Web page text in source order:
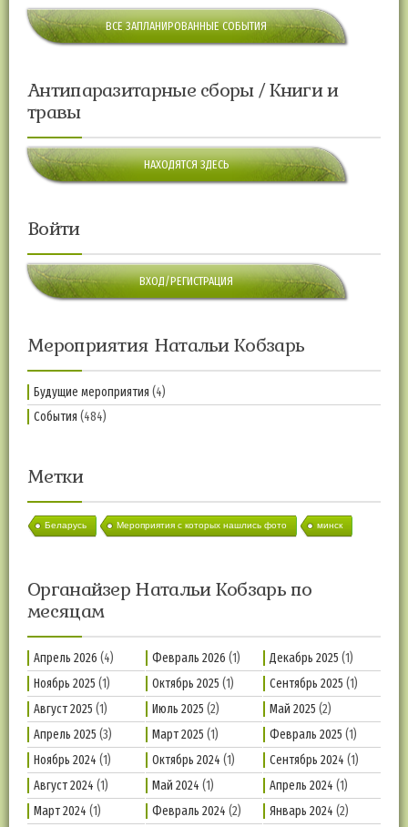
ВСЕ ЗАПЛАНИРОВАННЫЕ СОБЫТИЯ
Антипаразитарные сборы / Книги и
травы
НАХОДЯТСЯ ЗДЕСЬ
Войти
ВХОД/РЕГИСТРАЦИЯ
Мероприятия Натальи Кобзарь
Будущие мероприятия (4)
События (484)
Метки
Беларусь Мероприятия с которых нашлись фото минск
Органайзер Натальи Кобзарь по
месяцам
Апрель 2026 (4) Февраль 2026 (1) Декабрь 2025 (1)
Ноябрь 2025 (1) Октябрь 2025 (1) Сентябрь 2025 (1)
Август 2025 (1) Июль 2025 (2) Май 2025 (2)
Апрель 2025 (3) Март 2025 (1) Февраль 2025 (1)
Ноябрь 2024 (1) Октябрь 2024 (1) Сентябрь 2024 (1)
Август 2024 (1) Май 2024 (1) Апрель 2024 (1)
Март 2024 (1) Февраль 2024 (2) Январь 2024 (2)